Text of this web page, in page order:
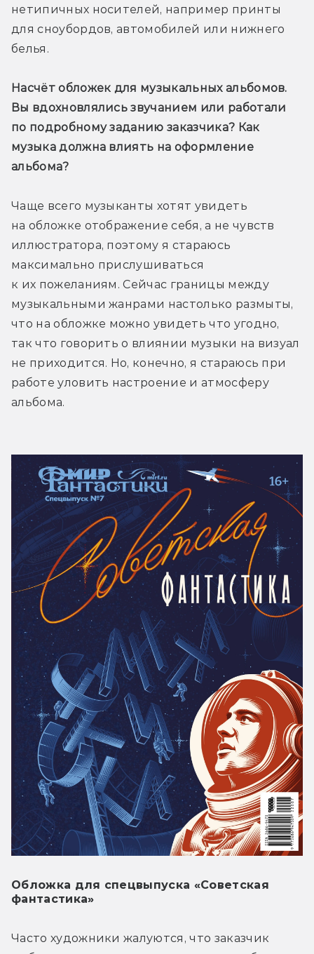
нетипичных носителей, например принты
для сноубордов, автомобилей или нижнего
белья.
Насчёт обложек для музыкальных альбомов.
Вы вдохновлялись звучанием или работали
по подробному заданию заказчика? Как
музыка должна влиять на оформление
альбома?
Чаще всего музыканты хотят увидеть
на обложке отображение себя, а не чувств
иллюстратора, поэтому я стараюсь
максимально прислушиваться
к их пожеланиям. Сейчас границы между
музыкальными жанрами настолько размыты,
что на обложке можно увидеть что угодно,
так что говорить о влиянии музыки на визуал
не приходится. Но, конечно, я стараюсь при
работе уловить настроение и атмосферу
альбома.
Обложка для спецвыпуска «Советская
фантастика»
Часто художники жалуются, что заказчик